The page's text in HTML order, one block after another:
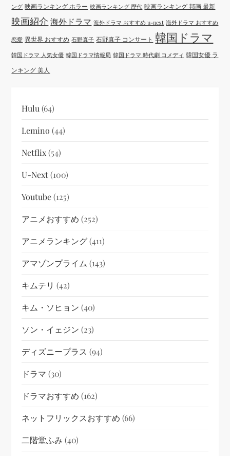
ング 映画ランキング ホラー 映画ランキング 歴代 映画ランキング 邦画 最新
映画紹介 海外ドラマ 海外ドラマ おすすめ u-next 海外ドラマ おすすめ
恋愛 異世界 おすすめ 石野真子 石野真子 コンサート 韓国ドラマ
韓国ドラマ 人気女優 韓国ドラマ情報局 韓国ドラマ 時代劇 コメディ 韓国女優 ラ
ンキング 美人
Hulu (64)
Lemino (44)
Netflix(54)
U-Next(100)
Youtube(125)
アニメおすすめ (252)
アニメランキング(411)
アマゾンプライム (143)
キムテリ (42)
キム・ソヒョン (40)
ソン・イェジン (23)
ディズニープラス (94)
ドラマ (30)
ドラマおすすめ (162)
ネットフリックスおすすめ (66)
二階堂ふみ (40)